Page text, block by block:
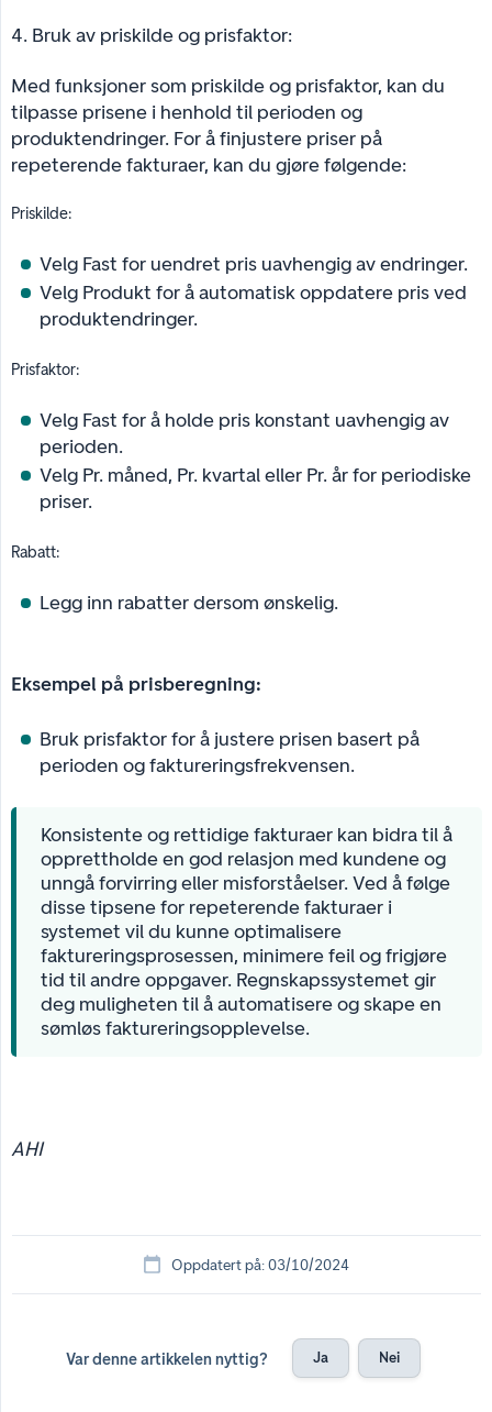
4. Bruk av priskilde og prisfaktor:
Med funksjoner som priskilde og prisfaktor, kan du
tilpasse prisene i henhold til perioden og
produktendringer. For å finjustere priser på
repeterende fakturaer, kan du gjøre følgende:
Priskilde:
Velg Fast for uendret pris uavhengig av endringer.
Velg Produkt for å automatisk oppdatere pris ved
produktendringer.
Prisfaktor:
Velg Fast for å holde pris konstant uavhengig av
perioden.
Velg Pr. måned, Pr. kvartal eller Pr. år for periodiske
priser.
Rabatt:
Legg inn rabatter dersom ønskelig.
Eksempel på prisberegning:
Bruk prisfaktor for å justere prisen basert på
perioden og faktureringsfrekvensen.
Konsistente og rettidige fakturaer kan bidra til å
opprettholde en god relasjon med kundene og
unngå forvirring eller misforståelser. Ved å følge
disse tipsene for repeterende fakturaer i
systemet vil du kunne optimalisere
faktureringsprosessen, minimere feil og frigjøre
tid til andre oppgaver. Regnskapssystemet gir
deg muligheten til å automatisere og skape en
sømløs faktureringsopplevelse.
AHI
Oppdatert på: 03/10/2024
Var denne artikkelen nyttig? Ja Nei